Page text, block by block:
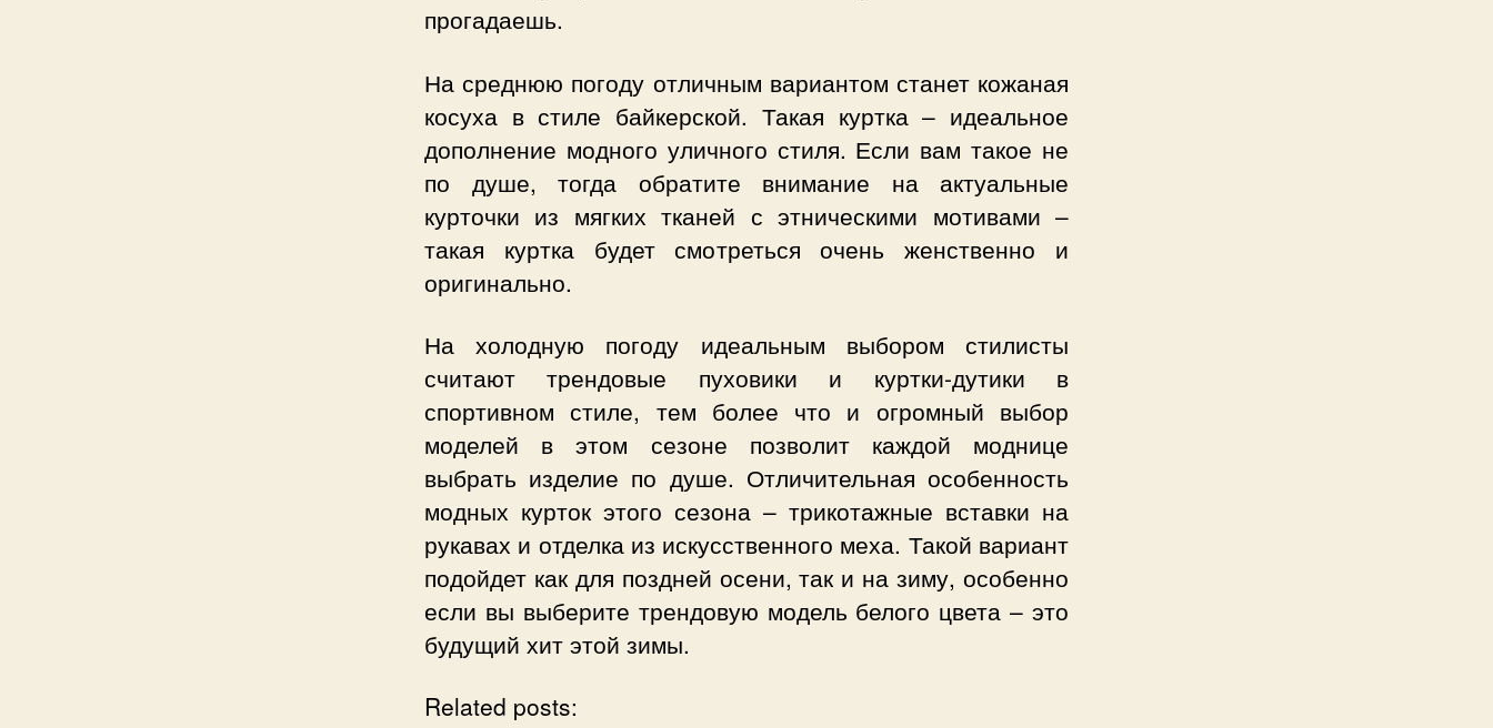
прогадаешь.
На среднюю погоду отличным вариантом станет кожаная
косуха в стиле байкерской. Такая куртка – идеальное
дополнение модного уличного стиля. Если вам такое не
по душе, тогда обратите внимание на актуальные
курточки из мягких тканей с этническими мотивами –
такая куртка будет смотреться очень женственно и
оригинально.
На холодную погоду идеальным выбором стилисты
считают трендовые пуховики и куртки-дутики в
спортивном стиле, тем более что и огромный выбор
моделей в этом сезоне позволит каждой моднице
выбрать изделие по душе. Отличительная особенность
модных курток этого сезона – трикотажные вставки на
рукавах и отделка из искусственного меха. Такой вариант
подойдет как для поздней осени, так и на зиму, особенно
если вы выберите трендовую модель белого цвета – это
будущий хит этой зимы.
Related posts: